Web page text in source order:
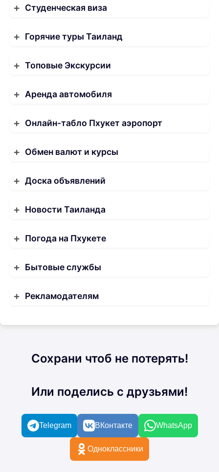
Студенческая виза
Горячие туры Таиланд
Топовые Экскурсии
Аренда автомобиля
Онлайн-табло Пхукет аэропорт
Обмен валют и курсы
Доска объявлений
Новости Таиланда
Погода на Пхукете
Бытовые службы
Рекламодателям
Сохрани чтоб не потерять!
Или поделись с друзьями!
Telegram ВКонтакте WhatsApp
Одноклассники